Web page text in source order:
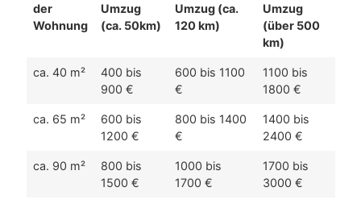
der
Wohnung
Umzug
(ca. 50km)
Umzug (ca.
120 km)
Umzug
(über 500
km)
ca. 40 m²
400 bis
900 €
600 bis 1100
€
1100 bis
1800 €
ca. 65 m²
600 bis
1200 €
800 bis 1400
€
1400 bis
2400 €
ca. 90 m²
800 bis
1500 €
1000 bis
1700 €
1700 bis
3000 €